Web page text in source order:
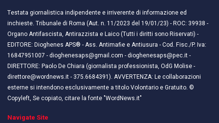
Testata giornalistica indipendente e irriverente di informazione ed
inchieste. Tribunale di Roma (Aut. n. 11/2023 del 19/01/23) - ROC: 39938 -
Organo Antifascista, Antirazzista e Laico (Tutti i diritti sono Riservati) -
EDITORE: Dioghenes APS® - Ass. Antimafie e Antiusura - Cod. Fisc./P. Iva:
16847951007 - dioghenesaps@gmail.com - dioghenesaps@pec.it - ​​
DIRETTORE: Paolo De Chiara (giornalista professionista, OdG Molise -
direttore@wordnews.it - ​​375.6684391). AVVERTENZA: Le collaborazioni
esterne si intendono esclusivamente a titolo Volontario e Gratuito. ©
Copyleft, Se copiato, citare la fonte "WordNews.it"
Navigate Site